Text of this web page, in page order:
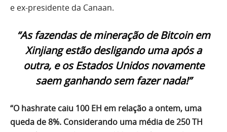
e ex-presidente da Canaan.
“As fazendas de mineração de Bitcoin em
Xinjiang estão desligando uma após a
outra, e os Estados Unidos novamente
saem ganhando sem fazer nada!”
“O hashrate caiu 100 EH em relação a ontem, uma
queda de 8%. Considerando uma média de 250 TH